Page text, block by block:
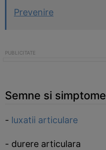
Prevenire
Semne si simptome
- luxatii articulare
- durere articulara